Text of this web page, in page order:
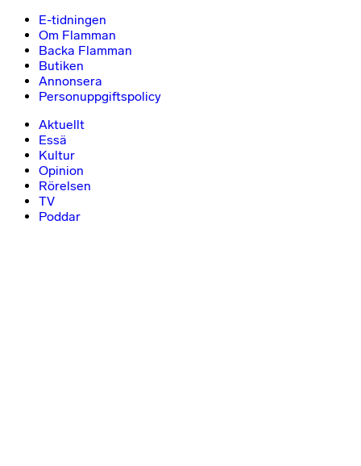
E-tidningen
Om Flamman
Backa Flamman
Butiken
Annonsera
Personuppgiftspolicy
Aktuellt
Essä
Kultur
Opinion
Rörelsen
TV
Poddar